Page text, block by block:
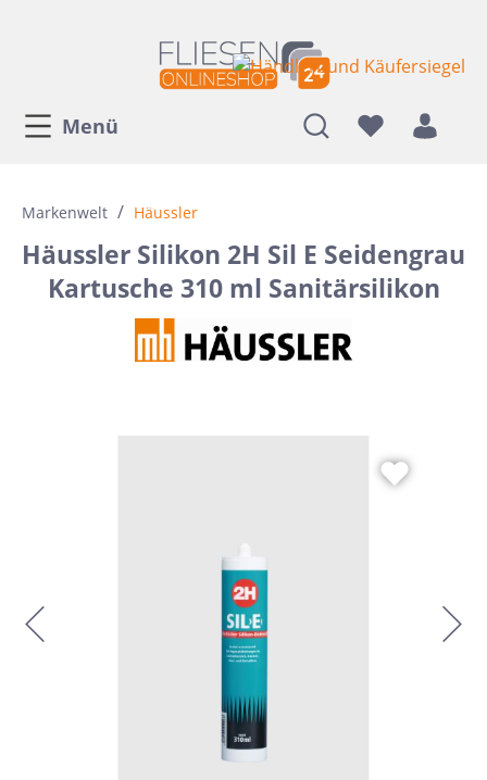
Menü
Markenwelt / Häussler
Häussler Silikon 2H Sil E Seidengrau
Kartusche 310 ml Sanitärsilikon